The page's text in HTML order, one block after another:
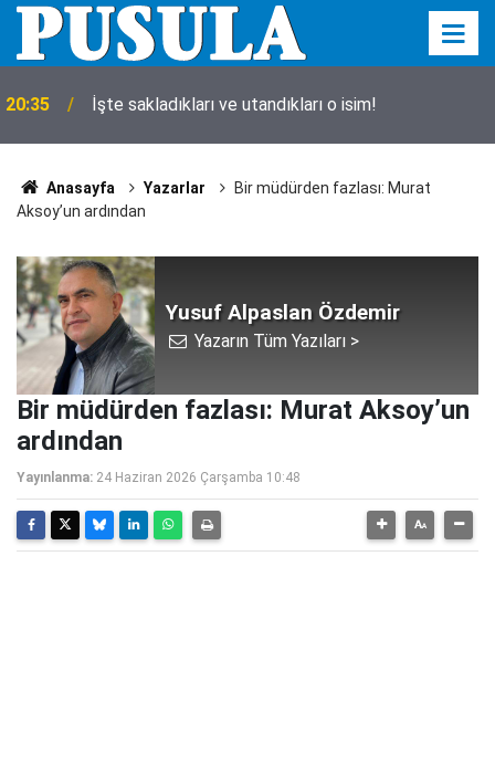
20:35 İşte sakladıkları ve utandıkları o isim!
Anasayfa Yazarlar
Bir müdürden fazlası: Murat
Aksoy’un ardından
Yusuf Alpaslan Özdemir
Yazarın Tüm Yazıları >
Bir müdürden fazlası: Murat Aksoy’un
ardından
Yayınlanma: 24 Haziran 2026 Çarşamba 10:48